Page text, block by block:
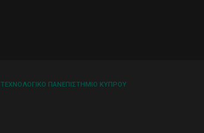
ΤΕΧΝΟΛΟΓΙΚΟ ΠΑΝΕΠΙΣΤΗΜΙΟ ΚΥΠΡΟΥ